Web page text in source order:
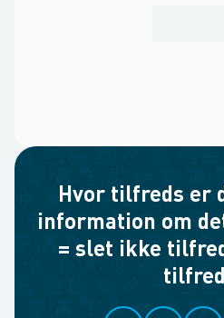
Hvor tilfreds er
information om
= slet ikke